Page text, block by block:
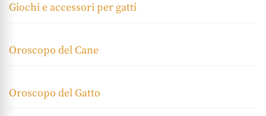
Giochi e accessori per gatti
Oroscopo del Cane
Oroscopo del Gatto